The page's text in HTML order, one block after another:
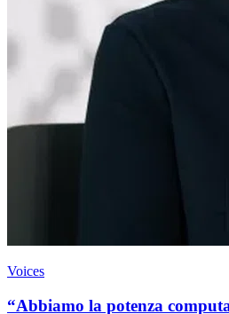
Voices
“Abbiamo la potenza